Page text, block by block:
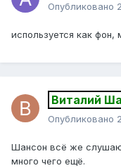
Опубликовано
используется как
Виталий
Опубликовано
Шансон всё же слушаю
много чего ещё.